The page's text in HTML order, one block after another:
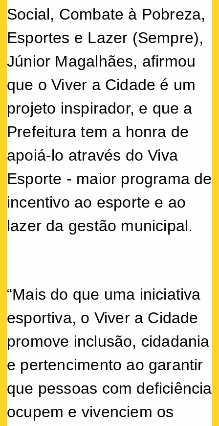
Social, Combate à Pobreza,
Esportes e Lazer (Sempre),
Júnior Magalhães, afirmou
que o Viver a Cidade é um
projeto inspirador, e que a
Prefeitura tem a honra de
apoiá-lo através do Viva
Esporte - maior programa de
incentivo ao esporte e ao
lazer da gestão municipal.
“Mais do que uma iniciativa
esportiva, o Viver a Cidade
promove inclusão, cidadania
e pertencimento ao garantir
que pessoas com deficiência
ocupem e vivenciem os